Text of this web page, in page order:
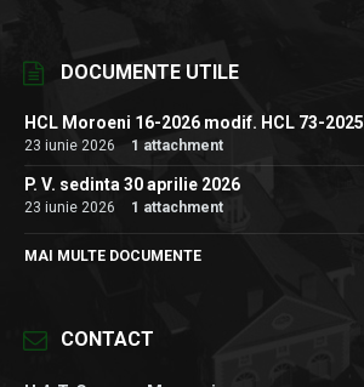
DOCUMENTE UTILE
HCL Moroeni 16-2026 modif. HCL 73-2025
23 iunie 2026 1 attachment
P. V. sedinta 30 aprilie 2026
23 iunie 2026 1 attachment
MAI MULTE DOCUMENTE
CONTACT